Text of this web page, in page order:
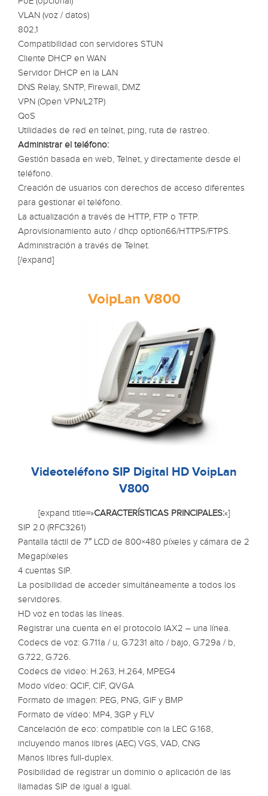
VLAN (voz / datos)
802,1
Compatibilidad con servidores STUN
Cliente DHCP en WAN
Servidor DHCP en la LAN
DNS Relay, SNTP, Firewall, DMZ
VPN (Open VPN/L2TP)
QoS
Utilidades de red en telnet, ping, ruta de rastreo.
Administrar el teléfono:
Gestión basada en web, Telnet, y directamente desde el
teléfono.
Creación de usuarios con derechos de acceso diferentes
para gestionar el teléfono.
La actualización a través de HTTP, FTP o TFTP.
Aprovisionamiento auto / dhcp option66/HTTPS/FTPS.
Administración a través de Telnet.
[/expand]
VoipLan V800
Videoteléfono SIP Digital HD VoipLan
V800
[expand title=»CARACTERÍSTICAS PRINCIPALES:«]
SIP 2.0 (RFC3261)
Pantalla táctil de 7″ LCD de 800×480 píxeles y cámara de 2
Megapíxeles
4 cuentas SIP.
La posibilidad de acceder simultáneamente a todos los
servidores.
HD voz en todas las líneas.
Registrar una cuenta en el protocolo IAX2 – una línea.
Codecs de voz: G.711a / u, G.7231 alto / bajo, G.729a / b,
G.722, G.726.
Codecs de video: H.263, H.264, MPEG4
Modo vídeo: QCIF, CIF, QVGA
Formato de imagen: PEG, PNG, GIF y BMP
Formato de vídeo: MP4, 3GP y FLV
Cancelación de eco: compatible con la LEC G.168,
incluyendo manos libres (AEC) VGS, VAD, CNG
Manos libres full-duplex.
Posibilidad de registrar un dominio o aplicación de las
llamadas SIP de igual a igual.